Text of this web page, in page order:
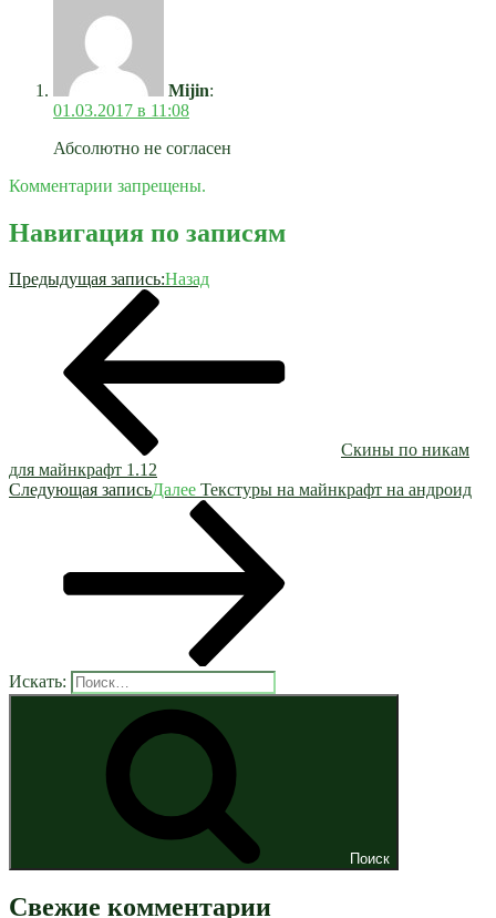
Mijin:
01.03.2017 в 11:08
Абсолютно не согласен
Комментарии запрещены.
Навигация по записям
Предыдущая запись:Назад
Скины по никам
для майнкрафт 1.12
Следующая записьДалее Текстуры на майнкрафт на андроид
Искать:
Поиск
Свежие комментарии